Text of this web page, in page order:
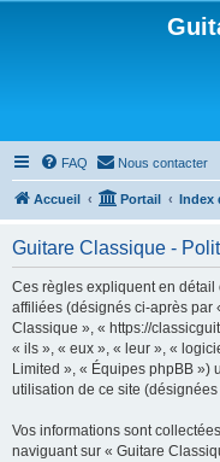
FAQ Nous contacter
Accueil Portail Index
Guitare Classique -
Ces règles expliquent en
affiliées (désignés ci-après par
Classique », « https://
« ils », « eux », « leur », «
Limited », « Équipes phpBB »)
utilisation de ce site
Vos informations sont
naviguant sur « Guitare